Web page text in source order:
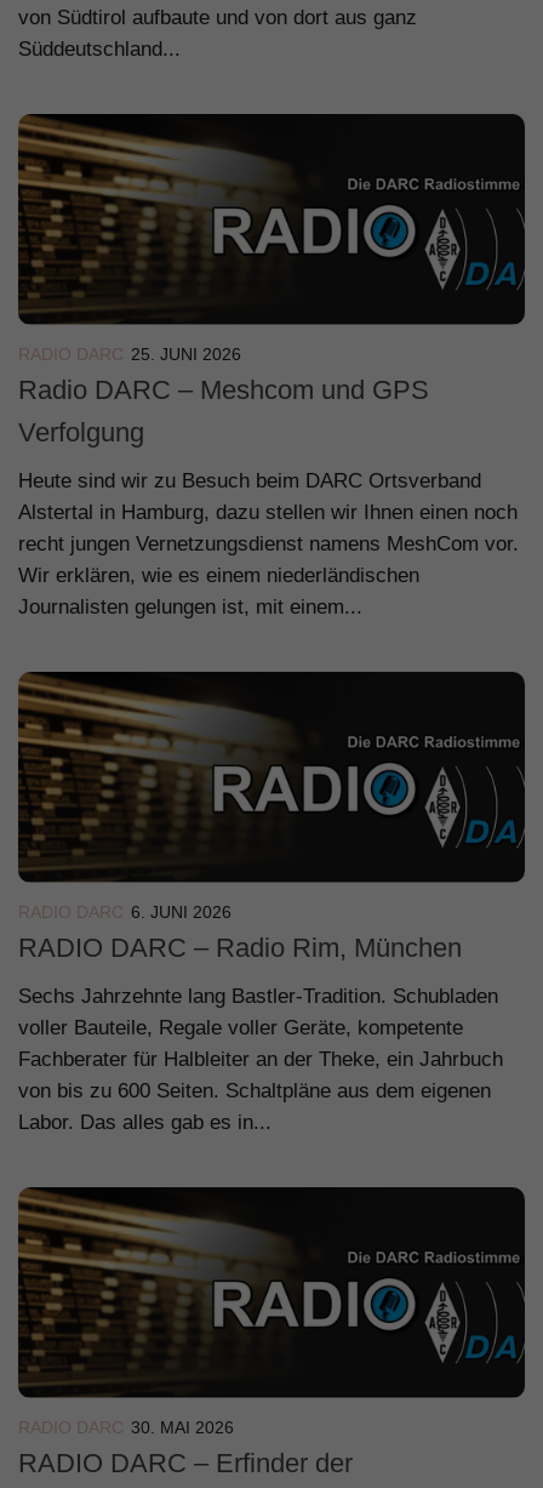
von Südtirol aufbaute und von dort aus ganz
Süddeutschland...
RADIO DARC 25. JUNI 2026
Radio DARC – Meshcom und GPS
Verfolgung
Heute sind wir zu Besuch beim DARC Ortsverband
Alstertal in Hamburg, dazu stellen wir Ihnen einen noch
recht jungen Vernetzungsdienst namens MeshCom vor.
Wir erklären, wie es einem niederländischen
Journalisten gelungen ist, mit einem...
RADIO DARC 6. JUNI 2026
RADIO DARC – Radio Rim, München
Sechs Jahrzehnte lang Bastler-Tradition. Schubladen
voller Bauteile, Regale voller Geräte, kompetente
Fachberater für Halbleiter an der Theke, ein Jahrbuch
von bis zu 600 Seiten. Schaltpläne aus dem eigenen
Labor. Das alles gab es in...
RADIO DARC 30. MAI 2026
RADIO DARC – Erfinder der